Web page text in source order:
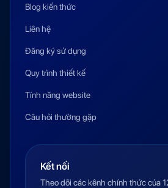
Blog kiến thức
Liên hệ
Đăng ký sử dụng
Quy trình thiết kế
Tính năng website
Câu hỏi thường gặp
Kết nối
Theo dõi các kênh chính thức của